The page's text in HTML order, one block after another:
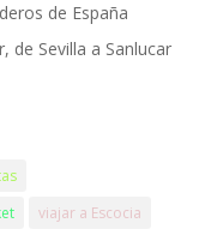
de España
de Sevilla a Sanlucar
viajar a Escocia